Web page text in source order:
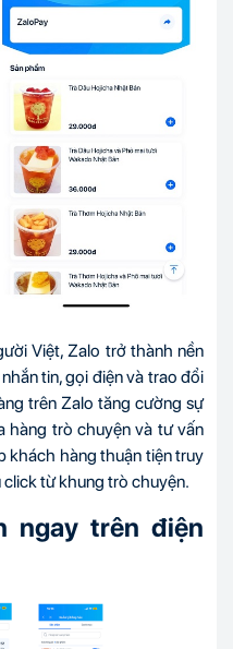
Việt, Zalo trở thành nền
tin, gọi điện và trao đổi
trên Zalo tăng cường sự
hàng trò chuyện và tư vấn
khách hàng thuận tiện truy
từ khung trò chuyện.
ngay trên điện